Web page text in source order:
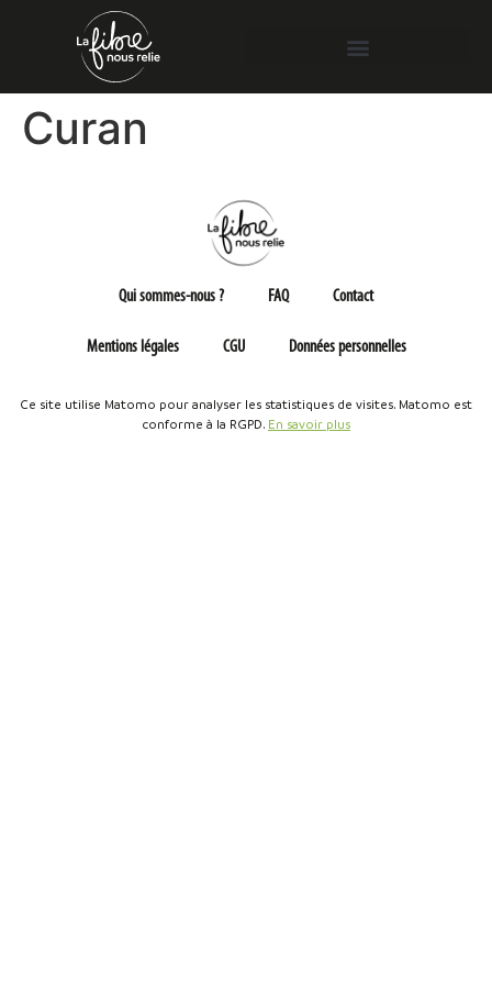
Curan
Qui sommes-nous ? FAQ Contact
Mentions légales CGU Données personnelles
Ce site utilise Matomo pour analyser les statistiques de visites. Matomo est
conforme à la RGPD. En savoir plus